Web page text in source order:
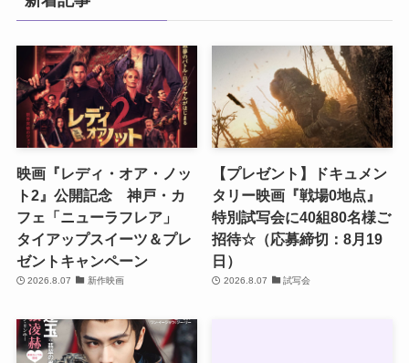
映画『レディ・オア・ノッ
ト2』公開記念 神戸・カ
フェ「ニューラフレア」
タイアップスイーツ＆プレ
ゼントキャンペーン
2026.8.07 新作映画
【プレゼント】ドキュメン
タリー映画『戦場0地点』
特別試写会に40組80名様ご
招待☆（応募締切：8月19
日）
2026.8.07 試写会